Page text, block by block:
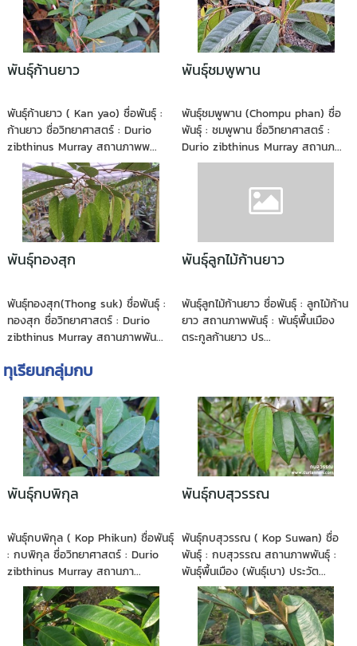
พันธุ์ก้านยาว
พันธุ์ก้านยาว ( Kan yao) ชื่อพันธุ์ :
ก้านยาว ชื่อวิทยาศาสตร์ : Durio
zibthinus Murray สถานภาพพ...
พันธุ์ชมพูพาน
พันธุ์ชมพูพาน (Chompu phan) ชื่อ
พันธุ์ : ชมพูพาน ชื่อวิทยาศาสตร์ :
Durio zibthinus Murray สถานภ...
พันธุ์ทองสุก
พันธุ์ทองสุก(Thong suk) ชื่อพันธุ์ :
ทองสุก ชื่อวิทยาศาสตร์ : Durio
zibthinus Murray สถานภาพพัน...
พันธุ์ลูกไม้ก้านยาว
พันธุ์ลูกไม้ก้านยาว ชื่อพันธุ์ : ลูกไม้ก้าน
ยาว สถานภาพพันธุ์ : พันธุ์พื้นเมือง
ตระกูลก้านยาว ปร...
ทุเรียนกลุ่มกบ
พันธุ์กบพิกุล
พันธุ์กบพิกุล ( Kop Phikun) ชื่อพันธุ์
: กบพิกุล ชื่อวิทยาศาสตร์ : Durio
zibthinus Murray สถานภา...
พันธุ์กบสุวรรณ
พันธุ์กบสุวรรณ ( Kop Suwan) ชื่อ
พันธุ์ : กบสุวรรณ สถานภาพพันธุ์ :
พันธุ์พื้นเมือง (พันธุ์เบา) ประวัต...